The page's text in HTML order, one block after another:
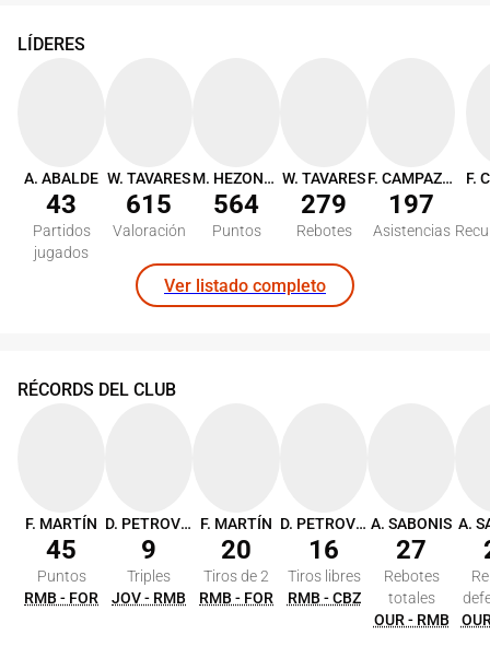
LÍDERES
A. ABALDE
43
Partidos
jugados
W. TAVARES
615
Valoración
M. HEZONJA
564
Puntos
W. TAVARES
279
Rebotes
F. CAMPAZZO
197
Asistencias
Ver listado completo
RÉCORDS DEL CLUB
F. MARTÍN
45
Puntos
RMB - FOR
D. PETROVIC
9
Triples
JOV - RMB
F. MARTÍN
20
Tiros de 2
RMB - FOR
D. PETROVIC
16
Tiros libres
RMB - CBZ
A. SABONIS
27
Rebotes
totales
OUR - RMB
A.